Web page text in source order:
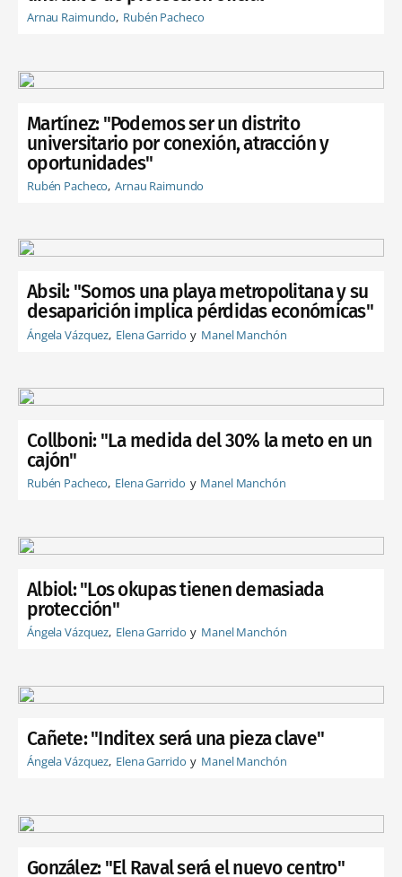
Arnau Raimundo Rubén Pacheco
Martínez: "Podemos ser un distrito
universitario por conexión, atracción y
oportunidades"
Rubén Pacheco Arnau Raimundo
Absil: "Somos una playa metropolitana y su
desaparición implica pérdidas económicas"
Ángela Vázquez Elena Garrido Manel Manchón
Collboni: "La medida del 30% la meto en un
cajón"
Rubén Pacheco Elena Garrido Manel Manchón
Albiol: "Los okupas tienen demasiada
protección"
Ángela Vázquez Elena Garrido Manel Manchón
Cañete: "Inditex será una pieza clave"
Ángela Vázquez Elena Garrido Manel Manchón
González: "El Raval será el nuevo centro"